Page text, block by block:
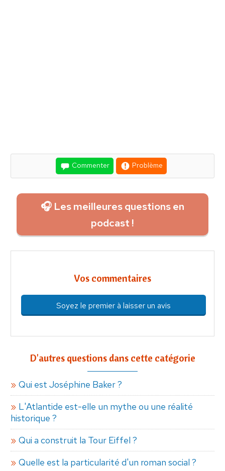
Commenter Problème
🎧 Les meilleures questions en
podcast !
Vos commentaires
Soyez le premier à laisser un avis
D'autres questions dans cette catégorie
Qui est Joséphine Baker ?
L'Atlantide est-elle un mythe ou une réalité
historique ?
Qui a construit la Tour Eiffel ?
Quelle est la particularité d'un roman social ?